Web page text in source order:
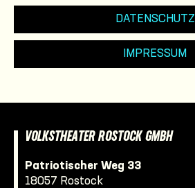
DATENSCHUTZ
IMPRESSUM
VOLKSTHEATER ROSTOCK GMBH
Patriotischer Weg 33
18057 Rostock